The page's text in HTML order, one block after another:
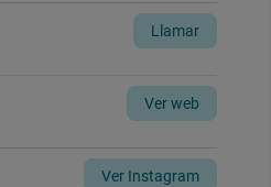
Llamar
Ver web
Ver Instagram